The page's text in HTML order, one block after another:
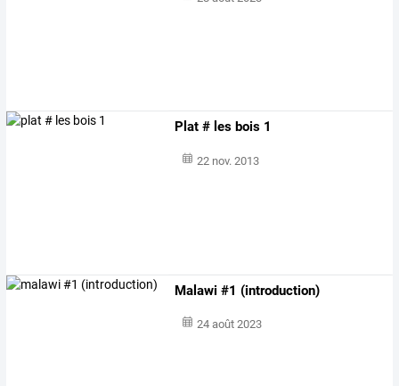
Plat # les bois 1
22 nov. 2013
Malawi #1 (introduction)
24 août 2023